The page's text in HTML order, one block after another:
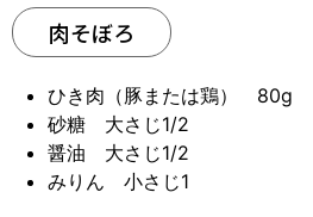
肉そぼろ
ひき肉（豚または鶏） 80g
砂糖 大さじ1/2
醤油 大さじ1/2
みりん 小さじ1